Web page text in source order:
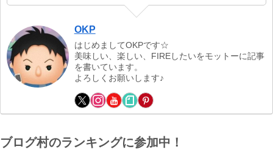
OKP
はじめましてOKPです☆
美味しい、楽しい、FIREしたいをモットーに記事
を書いています。
よろしくお願いします♪
ブログ村のランキングに参加中！